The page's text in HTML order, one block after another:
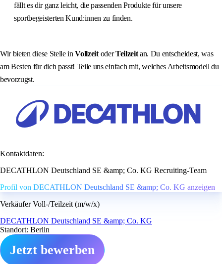
fällt es dir ganz leicht, die passenden Produkte für unsere
sportbegeisterten Kund:innen zu finden.
Wir bieten diese Stelle inVollzeitoderTeilzeitan. Du entscheidest, was
am Besten für dich passt! Teile uns einfach mit, welches Arbeitsmodell du
bevorzugst.
Kontaktdaten:
DECATHLON Deutschland SE &amp; Co. KG Recruiting-Team
Profil von DECATHLON Deutschland SE &amp; Co. KG anzeigen
Verkäufer Voll-/Teilzeit (m/w/x)
DECATHLON Deutschland SE &amp; Co. KG
Standort: Berlin
Jetzt bewerben